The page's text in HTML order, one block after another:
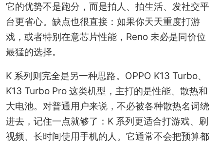
它的优势不是跑分，而是拍人、拍生活、发社交平
台更省心。缺点也很直接：如果你天天重度打游
戏，或者特别在意芯片性能，Reno 未必是同价位
最猛的选择。
K 系列则完全是另一种思路。OPPO K13 Turbo、
K13 Turbo Pro 这类机型，主打的是性能、散热和
大电池。对普通用户来说，不必被各种散热名词绕
进去，记住一点就够了：K 系列更适合打游戏、刷
视频、长时间使用手机的人。它通常不会把预算都